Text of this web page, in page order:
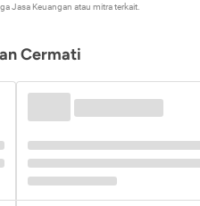
Jasa Keuangan atau mitra terkait.
Cermati